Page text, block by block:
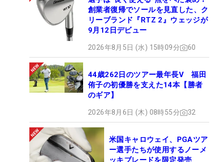
創業者復帰でソールを見直した、ク
リーブランド『RTZ 2』ウェッジが
9月12日デビュー
2026年8月5日 (水) 15時09分 60
44歳262日のツアー最年長V 福田
侑子の初優勝を支えた14本【勝者
のギア】
2026年8月6日 (木) 08時55分 32
米国キャロウェイ、PGAツア
ー選手たちが使用するノーメ
ッキブレードを限定発売